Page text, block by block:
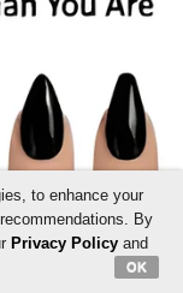
to enhance your
By
Privacy Policyand
OK